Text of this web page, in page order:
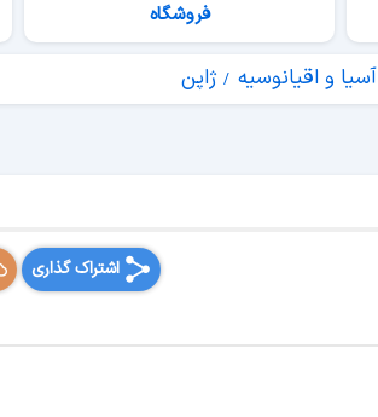
فروشگاه
آسیا و اقیانوسیه ژاپن
اشتراک گذاری